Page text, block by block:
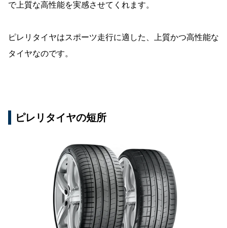
で上質な高性能を実感させてくれます。
ピレリタイヤはスポーツ走行に適した、上質かつ高性能な
タイヤなのです。
ピレリタイヤの短所